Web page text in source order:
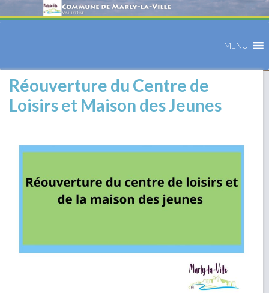
MENU
Réouverture du Centre de
Loisirs et Maison des Jeunes